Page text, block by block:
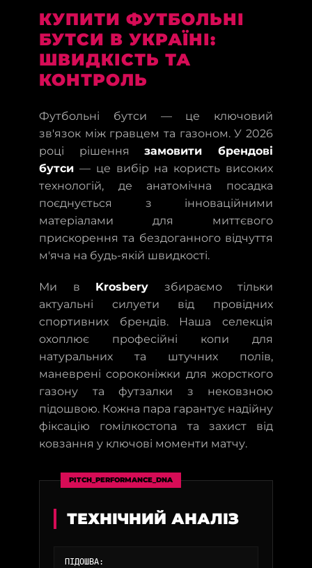
КУПИТИ ФУТБОЛЬНІ
БУТСИ В УКРАЇНІ:
ШВИДКІСТЬ ТА
КОНТРОЛЬ
Футбольні бутси — це ключовий
зв'язок між гравцем та газоном. У 2026
році рішеннязамовити брендові
бутси — це вибір на користь високих
технологій, де анатомічна посадка
поєднується з інноваційними
матеріалами для миттєвого
прискорення та бездоганного відчуття
м'яча на будь-якій швидкості.
Ми в Krosbery збираємо тільки
актуальні силуети від провідних
спортивних брендів. Наша селекція
охоплює професійні копи для
натуральних та штучних полів,
маневрені сороконіжки для жорсткого
газону та футзалки з нековзною
підошвою. Кожна пара гарантує надійну
фіксацію гомілкостопа та захист від
ковзання у ключові моменти матчу.
PITCH_PERFORMANCE_DNA
ТЕХНІЧНИЙ АНАЛІЗ
ПІДОШВА: